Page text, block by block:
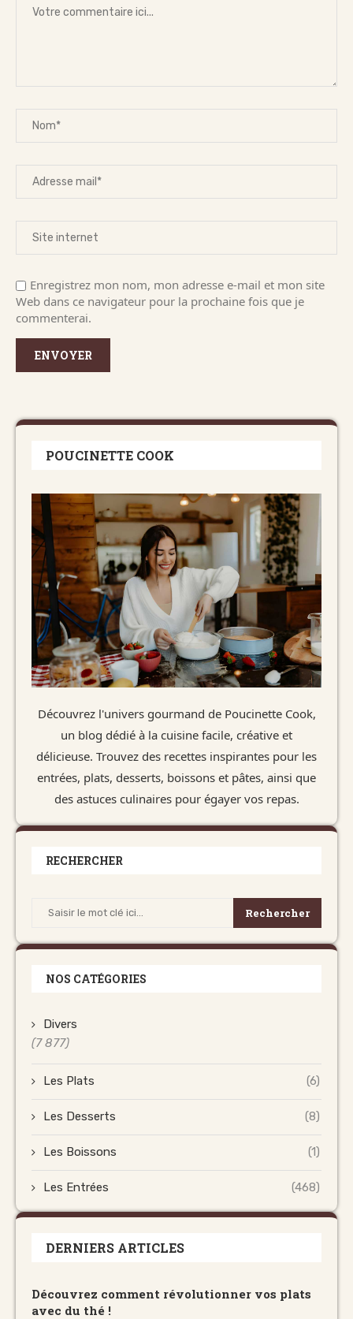
Enregistrez mon nom, mon adresse e-mail et mon site
Web dans ce navigateur pour la prochaine fois que je
commenterai.
POUCINETTE COOK
Découvrez l'univers gourmand de Poucinette Cook,
un blog dédié à la cuisine facile, créative et
délicieuse. Trouvez des recettes inspirantes pour les
entrées, plats, desserts, boissons et pâtes, ainsi que
des astuces culinaires pour égayer vos repas.
RECHERCHER
Rechercher
NOS CATÉGORIES
Divers
(7 877)
Les Plats (6)
Les Desserts (8)
Les Boissons (1)
Les Entrées (468)
DERNIERS ARTICLES
Découvrez comment révolutionner vos plats
avec du thé !